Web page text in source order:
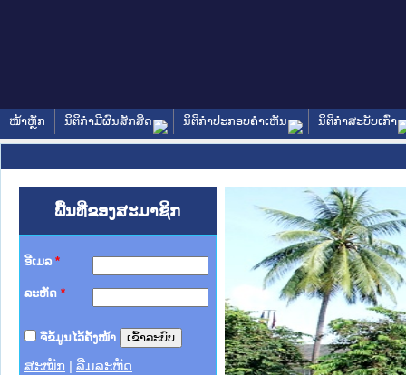
ໜ້າຫຼັກ ນິຕິກໍາມີຜົນສັກສິດ ນິຕິກໍາປະກອບຄໍາເຫັນ ນິຕິກໍາສະບັບເກົ່າ
ພື້ນທີ່ຂອງສະມາຊິກ
ອີເມລ *
ລະຫັດ *
ຈື່ຂໍ້ມູນໄວ້ຄັ້ງໜ້າ
ສະໝັກ ລືມລະຫັດ